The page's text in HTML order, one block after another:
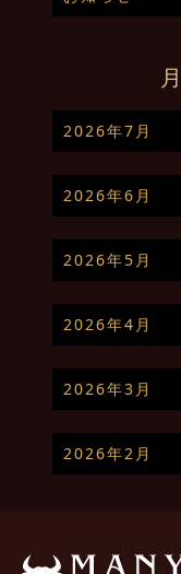
2026年7月
2026年6月
2026年5月
2026年4月
2026年3月
2026年2月